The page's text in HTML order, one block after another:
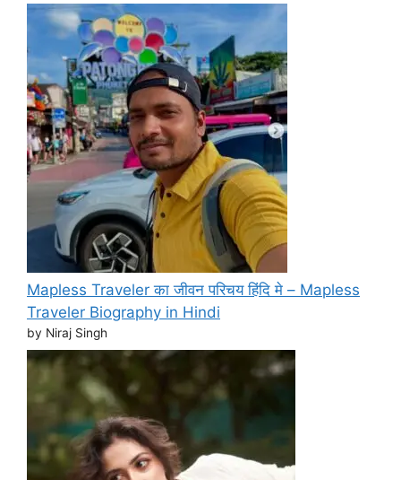
Mapless Traveler का जीवन परिचय हिंदि मे – Mapless
Traveler Biography in Hindi
by Niraj Singh